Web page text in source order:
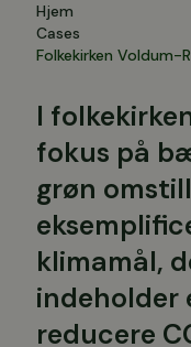
Hjem
Cases
Folkekirken Voldum-
I
fokus på
grøn
klimamål,
indeholder
reducere